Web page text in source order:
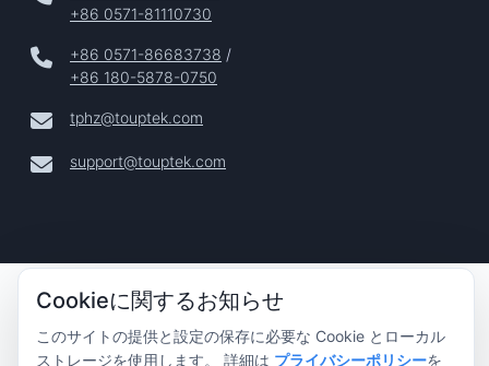
+86 0571-81110730
+86 0571-86683738 /
+86 180-5878-0750
tphz@touptek.com
support@touptek.com
Copyright © 2024–2026 Hangzhou ToupTek Photonics Co.,
Ltd. 無断転載を禁じます |
プライバシーポリシー
Cookieに関するお知らせ
このサイトの提供と設定の保存に必要な Cookie とローカル
ストレージを使用します。 詳細は プライバシーポリシーを